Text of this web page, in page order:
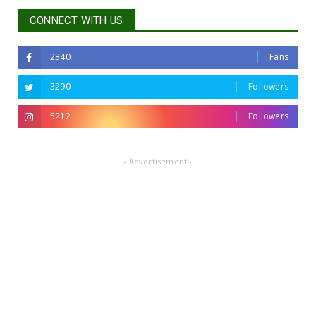
CONNECT WITH US
2340 Fans
3290 Followers
5212 Followers
- Advertisement -